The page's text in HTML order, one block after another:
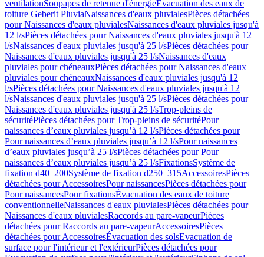
ventilationSoupapes de retenue d'énergieÉvacuation des eaux de
toiture Geberit PluviaNaissances d'eaux pluvialesPièces détachées
pour Naissances d'eaux pluvialesNaissances d'eaux pluviales jusqu'à
12 l/sPièces détachées pour Naissances d'eaux pluviales jusqu'à 12
l/sNaissances d'eaux pluviales jusqu'à 25 l/sPièces détachées pour
Naissances d'eaux pluviales jusqu'à 25 l/sNaissances d'eaux
pluviales pour chéneauxPièces détachées pour Naissances d'eaux
pluviales pour chéneauxNaissances d'eaux pluviales jusqu'à 12
l/sPièces détachées pour Naissances d'eaux pluviales jusqu'à 12
l/sNaissances d'eaux pluviales jusqu'à 25 l/sPièces détachées pour
Naissances d'eaux pluviales jusqu'à 25 l/sTrop-pleins de
sécuritéPièces détachées pour Trop-pleins de sécuritéPour
naissances d’eaux pluviales jusqu’à 12 l/sPièces détachées pour
Pour naissances d’eaux pluviales jusqu’à 12 l/sPour naissances
d’eaux pluviales jusqu’à 25 l/sPièces détachées pour Pour
naissances d’eaux pluviales jusqu’à 25 l/sFixationsSystème de
fixation d40–200Système de fixation d250–315AccessoiresPièces
détachées pour AccessoiresPour naissancesPièces détachées pour
Pour naissancesPour fixationsÉvacuation des eaux de toiture
conventionnelleNaissances d'eaux pluvialesPièces détachées pour
Naissances d'eaux pluvialesRaccords au pare-vapeurPièces
détachées pour Raccords au pare-vapeurAccessoiresPièces
détachées pour AccessoiresÉvacuation des solsEvacuation de
surface pour l'intérieur et l'extérieurPièces détachées pour